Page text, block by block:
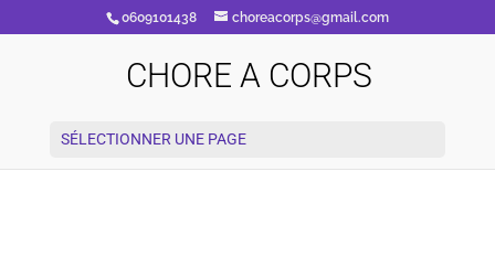
0609101438 choreacorps@gmail.com
CHORE A CORPS
SÉLECTIONNER UNE PAGE